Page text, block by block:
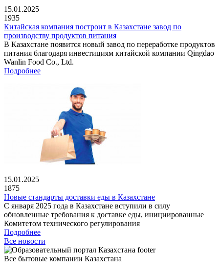
15.01.2025
1935
Китайская компания построит в Казахстане завод по
производству продуктов питания
В Казахстане появится новый завод по переработке продуктов
питания благодаря инвестициям китайской компании Qingdao
Wanlin Food Co., Ltd.
Подробнее
15.01.2025
1875
Новые стандарты доставки еды в Казахстане
С января 2025 года в Казахстане вступили в силу
обновленные требования к доставке еды, инициированные
Комитетом технического регулирования
Подробнее
Все новости
Все бытовые компании Казахстана